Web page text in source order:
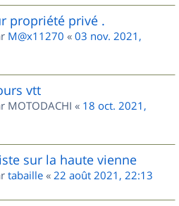
propriété privé .
M@x11270 « 03 nov. 2021,
vtt
MOTODACHI « 18 oct. 2021,
sur la haute vienne
tabaille « 22 août 2021, 22:13